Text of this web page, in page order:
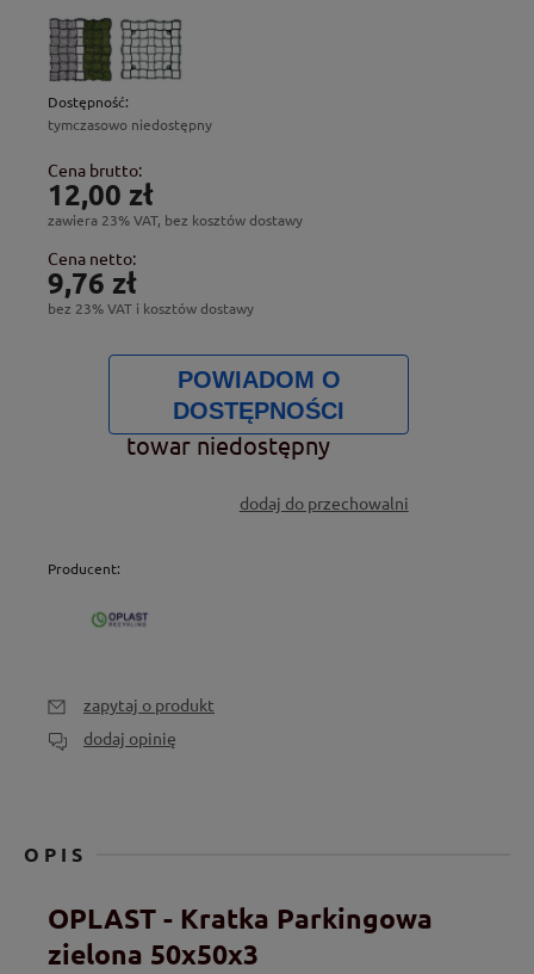
Dostępność:
tymczasowo niedostępny
Cena brutto:
12,00 zł
zawiera 23% VAT, bez kosztów dostawy
Cena netto:
9,76 zł
bez 23% VAT i kosztów dostawy
POWIADOM O
DOSTĘPNOŚCI
towar niedostępny
dodaj do przechowalni
Producent:
zapytaj o produkt
dodaj opinię
OPIS
OPLAST - Kratka Parkingowa
zielona 50x50x3